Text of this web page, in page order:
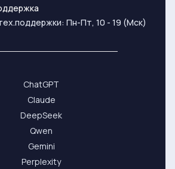
Пн-Пт, 10 - 19 (Мск)
ChatGPT
Claude
DeepSeek
Qwen
Gemini
Perplexity